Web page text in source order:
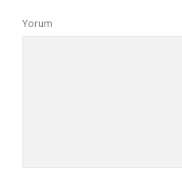
Yorum